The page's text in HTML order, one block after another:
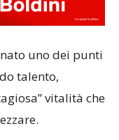
uno dei punti
talento,
vitalità che